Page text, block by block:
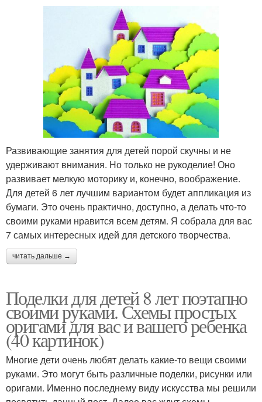
Развивающие занятия для детей порой скучны и не
удерживают внимания. Но только не рукоделие! Оно
развивает мелкую моторику и, конечно, воображение.
Для детей 6 лет лучшим вариантом будет аппликация из
бумаги. Это очень практично, доступно, а делать что-то
своими руками нравится всем детям. Я собрала для вас
7 самых интересных идей для детского творчества.
читать дальше →
Поделки для детей 8 лет поэтапно
своими руками. Схемы простых
оригами для вас и вашего ребенка
(40 картинок)
Многие дети очень любят делать какие-то вещи своими
руками. Это могут быть различные поделки, рисунки или
оригами. Именно последнему виду искусства мы решили